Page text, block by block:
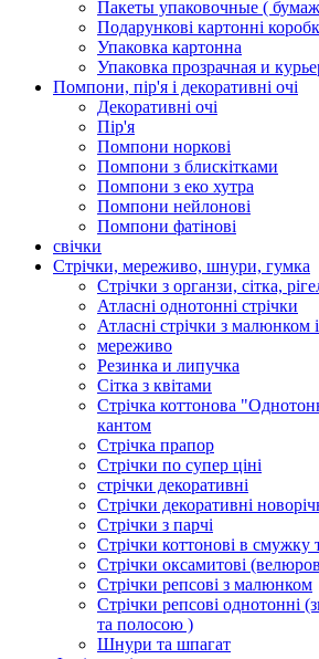
Пакеты упаковочные (
Подарункові картонні
Упаковка картонна
Упаковка прозрачная и
Помпони, пір'я і декоративні очі
Декоративні очі
Пір'я
Помпони норкові
Помпони з блискітками
Помпони з еко хутра
Помпони нейлонові
Помпони фатінові
свічки
Стрічки, мереживо, шнури, гумка
Стрічки з органзи, сітка,
Атласні однотонні стрічки
Атласні стрічки з малюнком
мереживо
Резинка и липучка
Сітка з квітами
Стрічка коттонова
кантом
Стрічка прапор
Стрічки по супер ціні
стрічки декоративні
Стрічки декоративні
Стрічки з парчі
Стрічки коттонові в смужку
Стрічки оксамитові
Стрічки репсові з малюнком
Стрічки репсові однотонні
та полосою )
Шнури та шпагат